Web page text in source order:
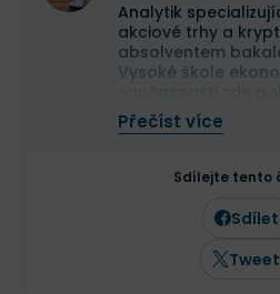
Analytik
akciové trhy a
absolventem
Vysoké škole
magisterském studiu.
Na finančních
analýze tradičních
trhů. Ve Finexu
zaměřuje se na
makroekonomii a
finančních trzích.
Přečíst více
Sdílejte tento
Sdílet
Tweet